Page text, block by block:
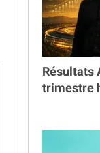
Résultats
trimestre